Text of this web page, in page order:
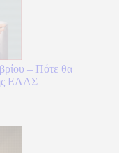
– Πότε θα
ΕΛΑΣ